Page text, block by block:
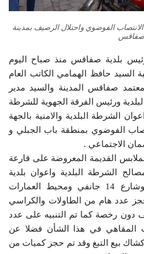
الفوضوي واحتلال الرصيف بمدينة
صفاقس
بلدية صفاقس منذ صباح اليوم
13 جويلية 2017 صحبة السيد حافظ الهمامي الكاتب العام
معتمد صفاقس المدينة والسيد مدير
ورئيس الفرقة الجهوية للشرطة
الشرطة البلدية والامنية بالجهة
الفوضوي بمنطقة باب الجبلي و
الاجتماعي .
القديمة المعروضة على قارعة
الشرطة البلدية واعوان بلدية
صفاقس الى شارع قرطاج وشارع 14 جانفي ومحيط العمارات
حجز عدد هام من الطاولات والكراسي
رخصة كما تم التنبيه على عدد
في هذا الشأن فضلا عن
بيع التبغ وقد تم حجز كميات من